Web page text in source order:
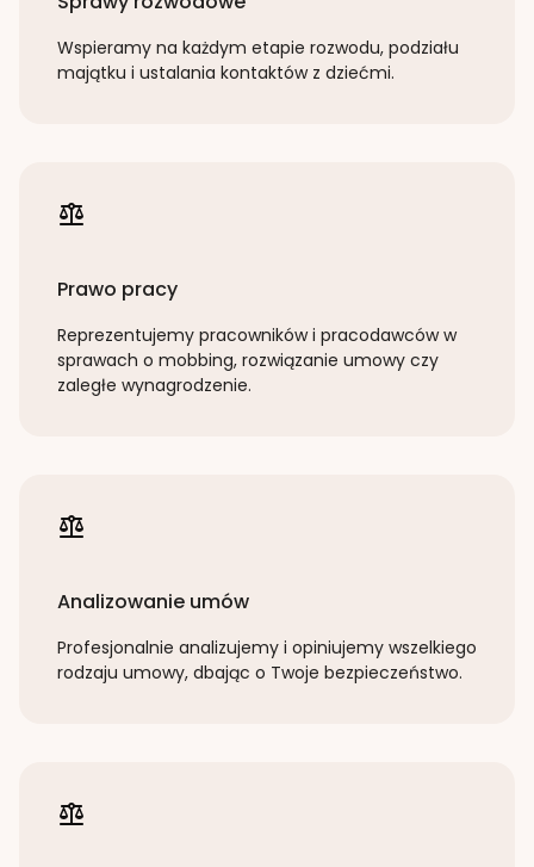
Wspieramy na każdym etapie rozwodu, podziału
majątku i ustalania kontaktów z dziećmi.
Prawo pracy
Reprezentujemy pracowników i pracodawców w
sprawach o mobbing, rozwiązanie umowy czy
zaległe wynagrodzenie.
Analizowanie umów
Profesjonalnie analizujemy i opiniujemy wszelkiego
rodzaju umowy, dbając o Twoje bezpieczeństwo.